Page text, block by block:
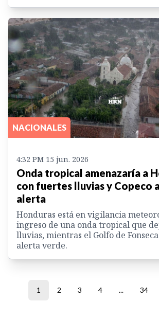
NACIONALES
4:32 PM 15 jun. 2026
Onda tropical amenazaría a
con fuertes lluvias y Copeco
alerta
Honduras está en vigilancia
ingreso de una onda tropical que
lluvias, mientras el Golfo de
alerta verde.
1 2 3 4 ... 34